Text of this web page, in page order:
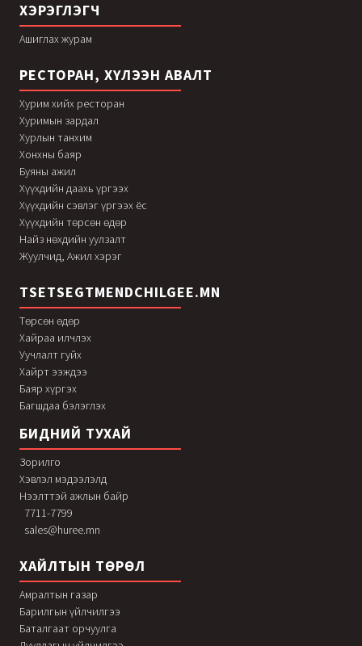
ХЭРЭГЛЭГЧ
Ашиглах журам
РЕСТОРАН, ХҮЛЭЭН АВАЛТ
Хурим хийх ресторан
Хуримын зардал
Хурлын танхим
Хонхны баяр
Буяны ажил
Хүүхдийн даахь үргээх
Хүүхдийн сэвлэг үргээх ёс
Хүүхдийн төрсөн өдөр
Найз нөхдийн уулзалт
Жуулчид, Ажил хэрэг
TSETSEGTMENDCHILGEE.MN
Төрсөн өдөр
Хайраа илчлэх
Уучлалт гуйх
Хайрт ээждээ
Баяр хүргэх
Багшдаа бэлэглэх
БИДНИЙ ТУХАЙ
Зорилго
Хэвлэл мэдээлэлд
Нээлттэй ажлын байр
7711-7799
sales@huree.mn
ХАЙЛТЫН ТӨРӨЛ
Амралтын газар
Барилгын үйлчилгээ
Баталгаат орчуулга